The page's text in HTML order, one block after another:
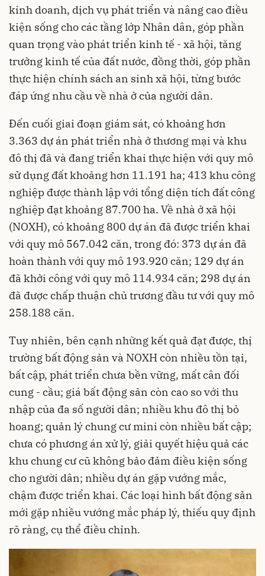
kinh doanh, dịch vụ phát triển và nâng cao điều
kiện sống cho các tầng lớp Nhân dân, góp phần
quan trọng vào phát triển kinh tế - xã hội, tăng
trưởng kinh tế của đất nước, đồng thời, góp phần
thực hiện chính sách an sinh xã hội, từng bước
đáp ứng nhu cầu về nhà ở của người dân.
Đến cuối giai đoạn giám sát, có khoảng hơn
3.363 dự án phát triển nhà ở thương mại và khu
đô thị đã và đang triển khai thực hiện với quy mô
sử dụng đất khoảng hơn 11.191 ha; 413 khu công
nghiệp được thành lập với tổng diện tích đất công
nghiệp đạt khoảng 87.700 ha. Về nhà ở xã hội
(NOXH), có khoảng 800 dự án đã được triển khai
với quy mô 567.042 căn, trong đó: 373 dự án đã
hoàn thành với quy mô 193.920 căn; 129 dự án
đã khởi công với quy mô 114.934 căn; 298 dự án
đã được chấp thuận chủ trương đầu tư với quy mô
258.188 căn.
Tuy nhiên, bên cạnh những kết quả đạt được, thị
trường bất động sản và NOXH còn nhiều tồn tại,
bất cập, phát triển chưa bền vững, mất cân đối
cung - cầu; giá bất động sản còn cao so với thu
nhập của đa số người dân; nhiều khu đô thị bỏ
hoang; quản lý chung cư mini còn nhiều bất cập;
chưa có phương án xử lý, giải quyết hiệu quả các
khu chung cư cũ không bảo đảm điều kiện sống
cho người dân; nhiều dự án gặp vướng mắc,
chậm được triển khai. Các loại hình bất động sản
mới gặp nhiều vướng mắc pháp lý, thiếu quy định
rõ ràng, cụ thể điều chỉnh.